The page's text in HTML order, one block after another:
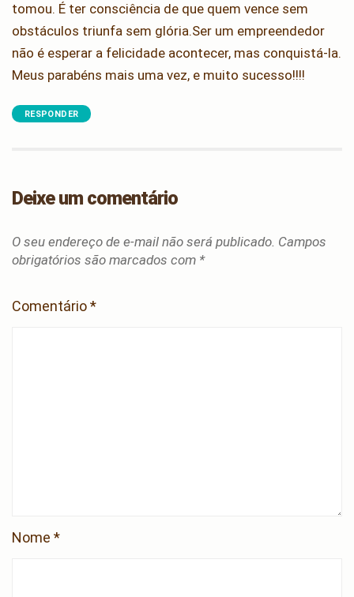
tomou. É ter consciência de que quem vence sem
obstáculos triunfa sem glória.Ser um empreendedor
não é esperar a felicidade acontecer, mas conquistá-la.
Meus parabéns mais uma vez, e muito sucesso!!!!
RESPONDER
Deixe um comentário
O seu endereço de e-mail não será publicado. Campos
obrigatórios são marcados com *
Comentário*
Nome *